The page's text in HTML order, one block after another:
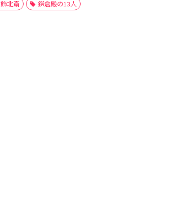
北斎 鎌倉殿の13人